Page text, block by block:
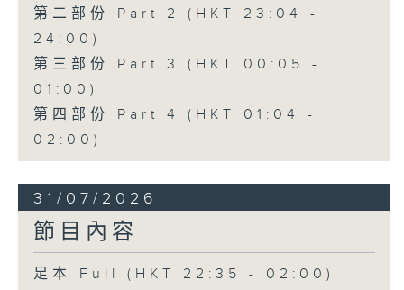
第二部份 Part 2 (HKT 23:04 -
24:00)
第三部份 Part 3 (HKT 00:05 -
01:00)
第四部份 Part 4 (HKT 01:04 -
02:00)
31/07/2026
節目內容
足本 Full (HKT 22:35 - 02:00)